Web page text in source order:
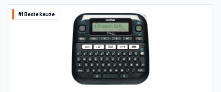
#1 Beste keuze
PRODUCTBEELD